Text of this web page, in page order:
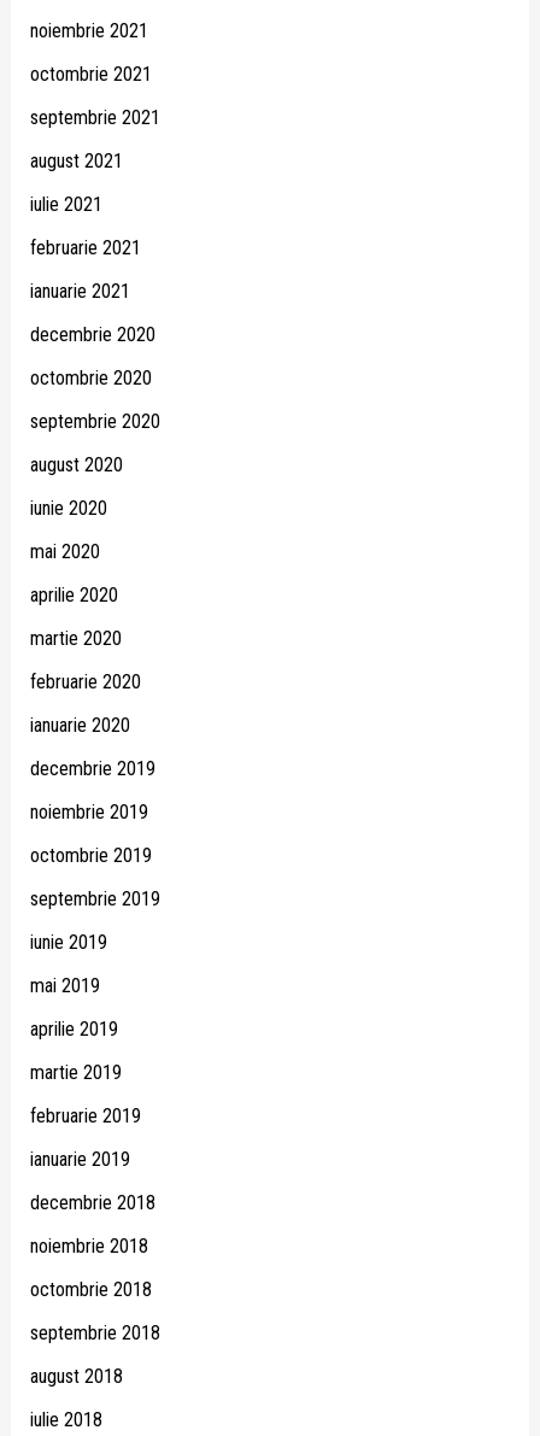
noiembrie 2021
octombrie 2021
septembrie 2021
august 2021
iulie 2021
februarie 2021
ianuarie 2021
decembrie 2020
octombrie 2020
septembrie 2020
august 2020
iunie 2020
mai 2020
aprilie 2020
martie 2020
februarie 2020
ianuarie 2020
decembrie 2019
noiembrie 2019
octombrie 2019
septembrie 2019
iunie 2019
mai 2019
aprilie 2019
martie 2019
februarie 2019
ianuarie 2019
decembrie 2018
noiembrie 2018
octombrie 2018
septembrie 2018
august 2018
iulie 2018